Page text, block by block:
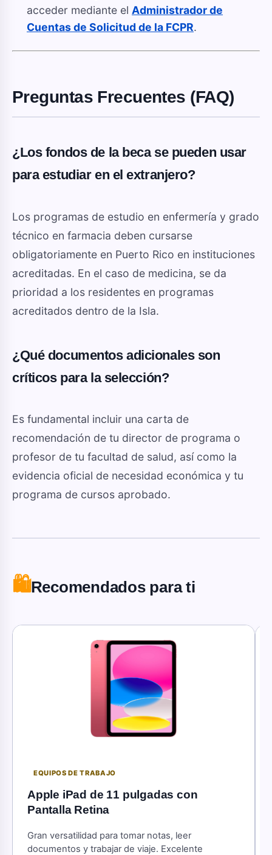
acceder mediante el Administrador de
Cuentas de Solicitud de la FCPR.
Preguntas Frecuentes (FAQ)
¿Los fondos de la beca se pueden usar
para estudiar en el extranjero?
Los programas de estudio en enfermería y grado
técnico en farmacia deben cursarse
obligatoriamente en Puerto Rico en instituciones
acreditadas. En el caso de medicina, se da
prioridad a los residentes en programas
acreditados dentro de la Isla.
¿Qué documentos adicionales son
críticos para la selección?
Es fundamental incluir una carta de
recomendación de tu director de programa o
profesor de tu facultad de salud, así como la
evidencia oficial de necesidad económica y tu
programa de cursos aprobado.
🛍️Recomendados para ti
EQUIPOS DE TRABAJO
Apple iPad de 11 pulgadas con
Pantalla Retina
Gran versatilidad para tomar notas, leer
documentos y trabajar de viaje. Excelente